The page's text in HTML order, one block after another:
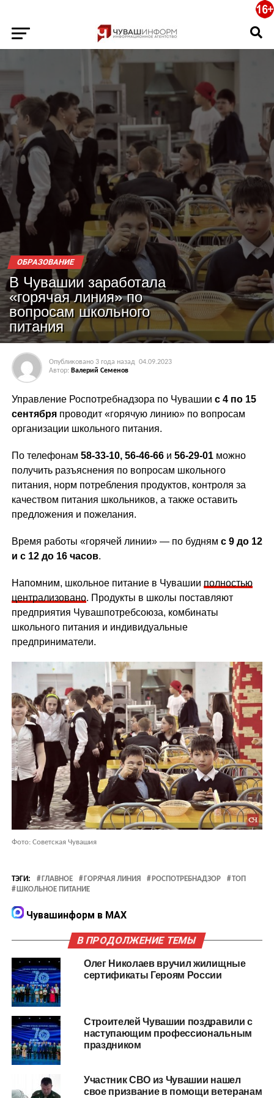
ОБРАЗОВАНИЕ
В Чувашии заработала
«горячая линия» по
вопросам школьного
питания
Опубликовано 3 года назад 04.09.2023
Автор: Валерий Семенов
Управление Роспотребнадзора по Чувашии с 4 по 15
сентябряпроводит «горячую линию» по вопросам
организации школьного питания.
По телефонам 58-33-10, 56-46-66и 56-29-01можно
получить разъяснения по вопросам школьного
питания, норм потребления продуктов, контроля за
качеством питания школьников, а также оставить
предложения и пожелания.
Время работы «горячей линии» — по будням с 9 до 12
и с 12 до 16 часов.
Напомним, школьное питание в Чувашии полностью
централизовано. Продукты в школы поставляют
предприятия Чувашпотребсоюза, комбинаты
школьного питания и индивидуальные
предприниматели.
Фото: Советская Чувашия
ТЭГИ: ГЛАВНОЕ ГОРЯЧАЯ ЛИНИЯ РОСПОТРЕБНАДЗОР
ТОП
ШКОЛЬНОЕ ПИТАНИЕ
Чувашинформ в MAX
В ПРОДОЛЖЕНИЕ ТЕМЫ
Олег Николаев вручил жилищные
сертификаты Героям России
Строителей Чувашии поздравили с
наступающим профессиональным
праздником
Участник СВО из Чувашии нашел
свое призвание в помощи ветеранам